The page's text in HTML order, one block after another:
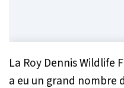
La Roy Dennis Wildlife
a eu un grand nombre